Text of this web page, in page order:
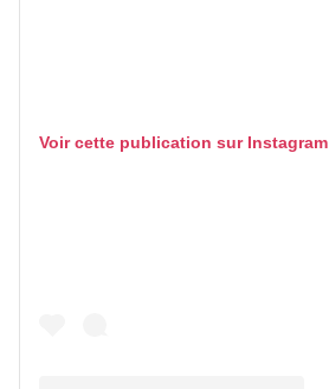
Voir cette publication sur Instagram